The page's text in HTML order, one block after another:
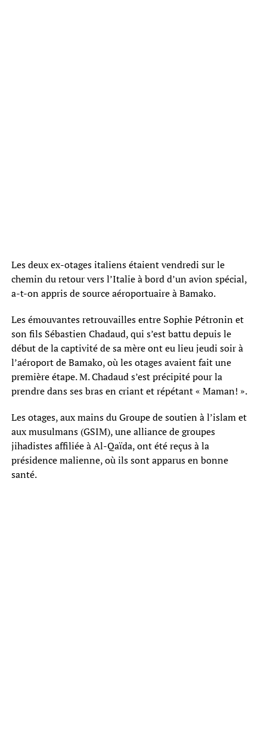
Les deux ex-otages italiens étaient vendredi sur le
chemin du retour vers l’Italie à bord d’un avion spécial,
a-t-on appris de source aéroportuaire à Bamako.
Les émouvantes retrouvailles entre Sophie Pétronin et
son fils Sébastien Chadaud, qui s’est battu depuis le
début de la captivité de sa mère ont eu lieu jeudi soir à
l’aéroport de Bamako, où les otages avaient fait une
première étape. M. Chadaud s’est précipité pour la
prendre dans ses bras en criant et répétant « Maman! ».
Les otages, aux mains du Groupe de soutien à l’islam et
aux musulmans (GSIM), une alliance de groupes
jihadistes affiliée à Al-Qaïda, ont été reçus à la
présidence malienne, où ils sont apparus en bonne
santé.